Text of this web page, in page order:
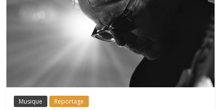
Musique Reportage